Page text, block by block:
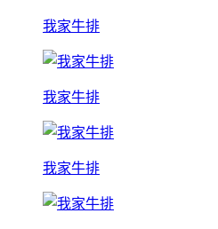
我家牛排
我家牛排
我家牛排